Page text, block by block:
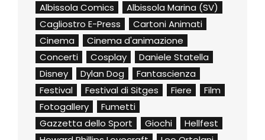
Albissola Comics
Albissola Marina (SV)
Cagliostro E-Press
Cartoni Animati
Cinema
Cinema d'animazione
Concerti
Cosplay
Daniele Statella
Disney
Dylan Dog
Fantascienza
Festival
Festival di Sitges Fiere
Film
Fotogallery
Fumetti
Gazzetta dello Sport
Giochi
Hellfest